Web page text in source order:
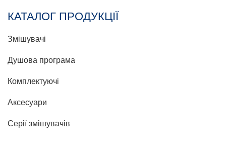
КАТАЛОГ ПРОДУКЦІЇ
Змішувачі
Душова програма
Комплектуючі
Аксесуари
Серії змішувачів